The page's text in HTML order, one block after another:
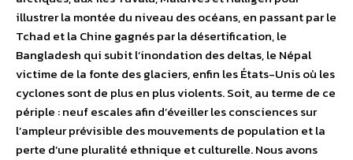
illustrer la montée du niveau des océans, en passant par le
Tchad et la Chine gagnés par la désertification, le
Bangladesh qui subit l’inondation des deltas, le Népal
victime de la fonte des glaciers, enfin les États-Unis où les
cyclones sont de plus en plus violents. Soit, au terme de ce
périple : neuf escales afin d’éveiller les consciences sur
l’ampleur prévisible des mouvements de population et la
perte d’une pluralité ethnique et culturelle. Nous avons